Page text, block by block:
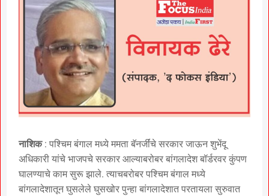
नाशिक: पश्चिम बंगाल मध्ये ममता बॅनर्जींचे सरकार जाऊन शुभेंदू
अधिकारी यांचे भाजपचे सरकार आल्याबरोबर बांगलादेश बॉर्डरवर कुंपण
घालण्याचे काम सुरू झाले. त्याचबरोबर पश्चिम बंगाल मध्ये
बांगलादेशातून घुसलेले घुसखोर पुन्हा बांगलादेशात परतायला सुरुवात